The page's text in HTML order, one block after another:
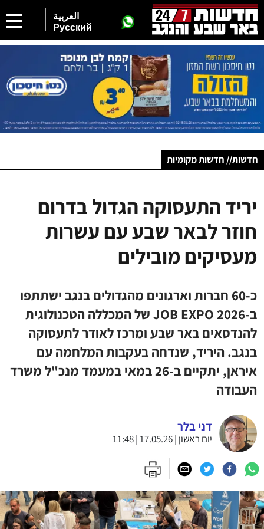
العربية
Русский
חדשות// חדשות מקומיות
יריד התעסוקה הגדול בדרום
חוזר לבאר שבע עם עשרות
מעסיקים מובילים
כ-60 חברות וארגונים מהגדולים בנגב ישתתפו
ב-JOB EXPO 2026 של המכללה הטכנולוגית
להנדסאים באר שבע ומרכז לאודר לתעסוקה
בנגב. היריד, שנדחה בעקבות המלחמה עם
איראן, יתקיים ב-26 במאי במעמד מנכ"ל משרד
העבודה
דני בלר
יום ראשון | 17.05.26 | 11:48